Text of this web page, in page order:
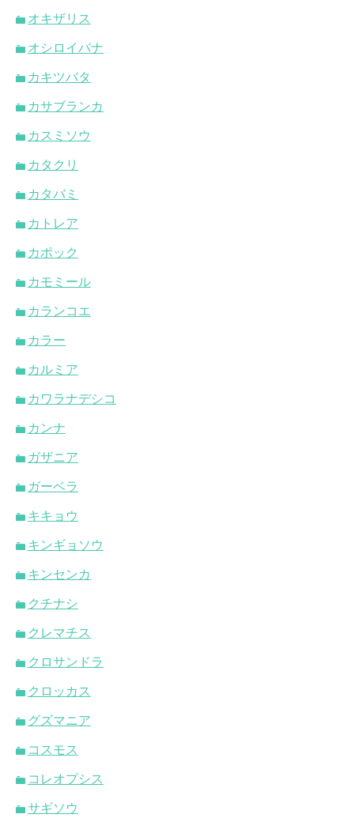
オキザリス
オシロイバナ
カキツバタ
カサブランカ
カスミソウ
カタクリ
カタバミ
カトレア
カポック
カモミール
カランコエ
カラー
カルミア
カワラナデシコ
カンナ
ガザニア
ガーベラ
キキョウ
キンギョソウ
キンセンカ
クチナシ
クレマチス
クロサンドラ
クロッカス
グズマニア
コスモス
コレオプシス
サギソウ